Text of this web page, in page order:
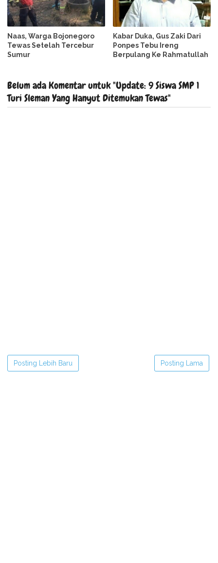
Naas, Warga Bojonegoro
Tewas Setelah Tercebur
Sumur
Kabar Duka, Gus Zaki Dari
Ponpes Tebu Ireng
Berpulang Ke Rahmatullah
Belum ada Komentar untuk "Update: 9 Siswa SMP 1
Turi Sleman Yang Hanyut Ditemukan Tewas"
Posting Lebih Baru Posting Lama